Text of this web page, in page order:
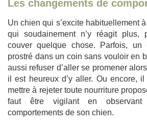
Les changements de
Un chien qui s’excite habituellement
qui soudainement n’y réagit plus,
couver quelque chose. Parfois, un
prostré dans un coin sans vouloir en
aussi refuser d’aller se promener
il est heureux d’y aller. Ou encore,
mettre à rejeter toute nourriture
faut être vigilant en observant
comportements de son chien.